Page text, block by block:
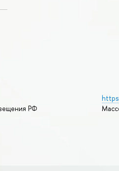
РФ